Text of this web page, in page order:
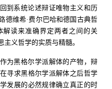
到系统论述辩证唯物主义和历
德维希·费尔巴哈和德国古典哲
读来准确界定两者之间的关
义哲学的实质与精髓。
为黑格尔学派解体的产物，辩
寻求黑格尔学派解体之后哲学
发展的必然规律确立真正的时